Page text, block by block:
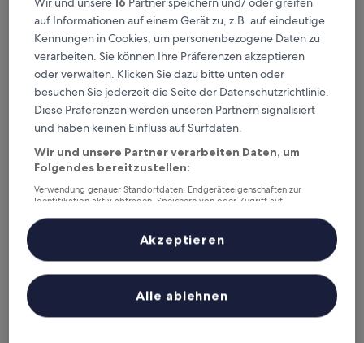
Nächstes Wochenende
14. Aug. - 16. Aug.
In zwei Wochen
21. Aug. - 23. Aug.
Empfohlene Unterkünfte Preis (aufsteigend)
Deine Ausgangsbasis nahe
Bahnhof Ya'an
Crowne Plaza Ya an by IHG
auf Informationen auf einem Gerät zu, z.B. auf eindeutige
Kennungen in Cookies, um personenbezogene Daten zu
verarbeiten. Sie können Ihre Präferenzen akzeptieren
oder verwalten. Klicken Sie dazu bitte unten oder
besuchen Sie jederzeit die Seite der Datenschutzrichtlinie.
Diese Präferenzen werden unseren Partnern signalisiert
und haben keinen Einfluss auf Surfdaten.
Wir und unsere Partner verarbeiten Daten, um
Folgendes bereitzustellen:
Verwendung genauer Standortdaten. Endgeräteeigenschaften zur
Identifikation aktiv abfragen. Speichern von oder Zugriff auf
Inhalte, Messung von Werbeleistung und der Performance von Inhalten,
Zielgruppenforschung sowie Entwicklung und Verbesserung von
Liste der Partner (Lieferanten)
Alle ablehnen
Akzeptieren